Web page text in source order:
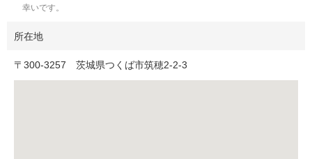
幸いです。
所在地
〒 300-3257 茨城県つくば市筑穂2-2-3